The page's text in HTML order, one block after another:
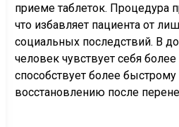
приеме таблеток. Процедура
что избавляет пациента от
социальных последствий. В
человек чувствует себя
способствует более
восстановлению после